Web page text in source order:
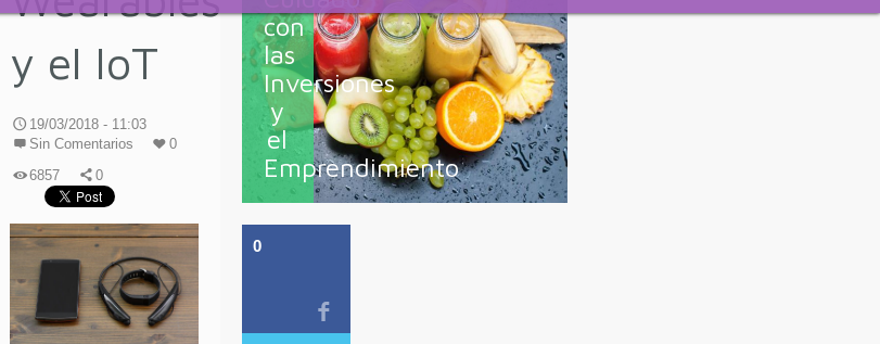
y el IoT
19/03/2018 - 11:03
Sin Comentarios
0
6857
0
con
las
Inversiones
y
el
Emprendimiento
0